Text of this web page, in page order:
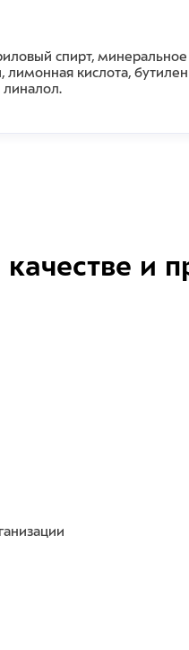
спирт,
лимонная кислота,
линалол.
и